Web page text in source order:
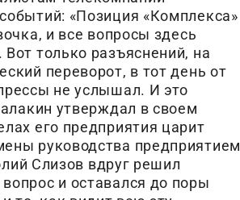
«Позиция «Комплекса»
и все вопросы здесь
только разъяснений, на
переворот, в тот день от
не услышал. И это
утверждал в своем
его предприятия царит
руководства предприятием
Слизов вдруг решил
и оставался до поры